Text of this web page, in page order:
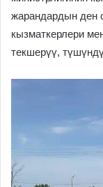
жарандардын ден
кызматкерлери
текшерүү,